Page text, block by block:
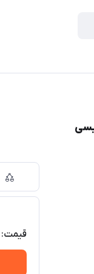
قیمت: